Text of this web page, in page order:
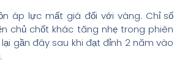
áp lực mất giá đối với vàng. Chỉ số
chủ chốt khác tăng nhẹ trong phiên
gần đây sau khi đạt đỉnh 2 năm vào